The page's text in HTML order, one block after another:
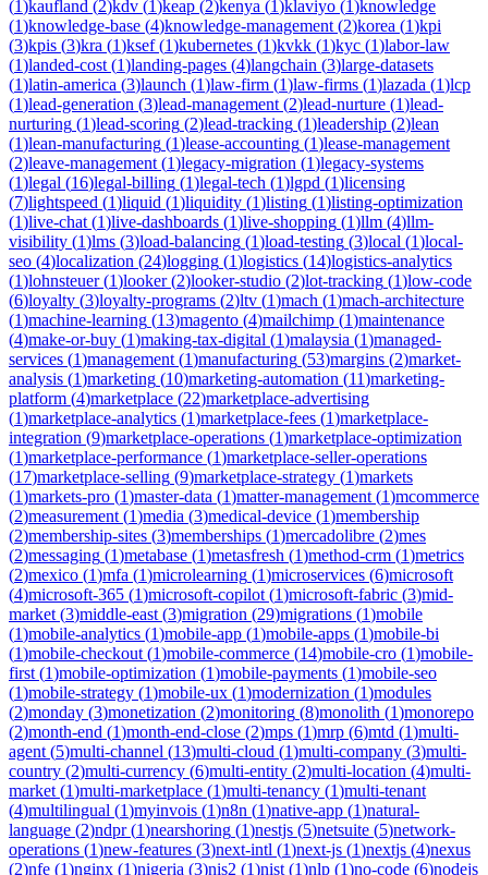
(1)kaufland (2)kdv (1)keap (2)kenya (1)klaviyo (1)knowledge
(1)knowledge-base (4)knowledge-management (2)korea (1)kpi
(3)kpis (3)kra (1)ksef(1)kubernetes (1)kvkk (1)kyc (1)labor-law
(1)landed-cost (1)landing-pages (4)langchain (3)large-datasets
(1)latin-america (3)launch (1)law-firm (1)law-firms (1)lazada (1)lcp
(1)lead-generation (3)lead-management (2)lead-nurture (1)lead-
nurturing (1)lead-scoring (2)lead-tracking (1)leadership (2)lean
(1)lean-manufacturing (1)lease-accounting (1)lease-management
(2)leave-management (1)legacy-migration (1)legacy-systems
(1)legal (16)legal-billing (1)legal-tech (1)lgpd (1)licensing
(7)lightspeed (1)liquid (1)liquidity (1)listing (1)listing-optimization
(1)live-chat (1)live-dashboards (1)live-shopping (1)llm (4)llm-
visibility (1)lms (3)load-balancing (1)load-testing (3)local (1)local-
seo (4)localization (24)logging (1)logistics (14)logistics-analytics
(1)lohnsteuer(1)looker(2)looker-studio (2)lot-tracking (1)low-code
(6)loyalty (3)loyalty-programs (2)ltv (1)mach (1)mach-architecture
(1)machine-learning (13)magento (4)mailchimp (1)maintenance
(4)make-or-buy (1)making-tax-digital (1)malaysia (1)managed-
services (1)management (1)manufacturing (53)margins (2)market-
analysis (1)marketing (10)marketing-automation (11)marketing-
platform (4)marketplace (22)marketplace-advertising
(1)marketplace-analytics (1)marketplace-fees (1)marketplace-
integration (9)marketplace-operations (1)marketplace-optimization
(1)marketplace-performance (1)marketplace-seller-operations
(17)marketplace-selling (9)marketplace-strategy (1)markets
(1)markets-pro (1)master-data (1)matter-management (1)mcommerce
(2)measurement (1)media (3)medical-device (1)membership
(2)membership-sites (3)memberships (1)mercadolibre (2)mes
(2)messaging (1)metabase (1)metasfresh (1)method-crm (1)metrics
(2)mexico (1)mfa (1)microlearning (1)microservices (6)microsoft
(4)microsoft-365 (1)microsoft-copilot (1)microsoft-fabric (3)mid-
market (3)middle-east (3)migration (29)migrations (1)mobile
(1)mobile-analytics (1)mobile-app (1)mobile-apps (1)mobile-bi
(1)mobile-checkout (1)mobile-commerce (14)mobile-cro (1)mobile-
first (1)mobile-optimization (1)mobile-payments (1)mobile-seo
(1)mobile-strategy (1)mobile-ux (1)modernization (1)modules
(2)monday (3)monetization (2)monitoring (8)monolith (1)monorepo
(2)month-end (1)month-end-close (2)mps (1)mrp (6)mtd (1)multi-
agent (5)multi-channel (13)multi-cloud (1)multi-company (3)multi-
country (2)multi-currency (6)multi-entity (2)multi-location (4)multi-
market (1)multi-marketplace (1)multi-tenancy (1)multi-tenant
(4)multilingual (1)myinvois (1)n8n (1)native-app (1)natural-
language (2)ndpr(1)nearshoring (1)nestjs (5)netsuite (5)network-
operations (1)new-features (3)next-intl (1)next-js (1)nextjs (4)nexus
(2)nfe (1)nginx (1)nigeria (3)nis2 (1)nist (1)nlp (1)no-code (6)nodejs